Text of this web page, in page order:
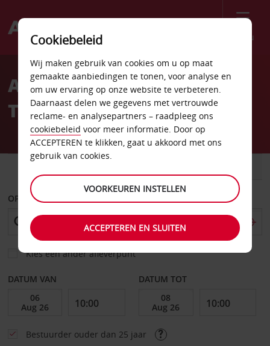
Menu
Welcome
AvisAutoverhuur Luchthaven
Tartu
OPHALEN OP
Kies een ander afleverpunt
DATUM VAN DATUM TOT
Bestuurder ouder dan 25 jaar
Cookiebeleid
Wij maken gebruik van cookies om u op maat
gemaakte aanbiedingen te tonen, voor analyse en
om uw ervaring op onze website te verbeteren.
Daarnaast delen we gegevens met vertrouwde
reclame- en analysepartners – raadpleeg ons
cookiebeleid voor meer informatie. Door op
ACCEPTEREN te klikken, gaat u akkoord met ons
gebruik van cookies.
VOORKEUREN INSTELLEN
ACCEPTEREN EN SLUITEN